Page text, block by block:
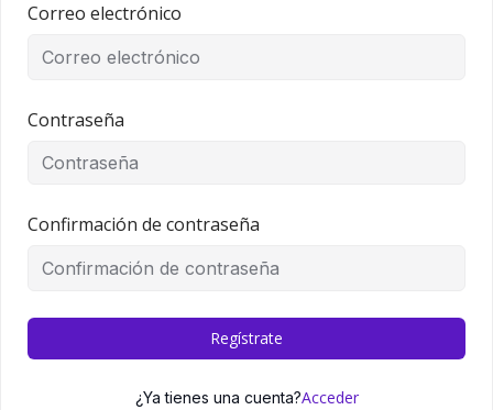
Correo electrónico
Contraseña
Confirmación de contraseña
Regístrate
¿Ya tienes una cuenta?Acceder